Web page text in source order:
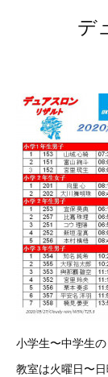
デ
小学生〜中学生
教室は火曜日〜日